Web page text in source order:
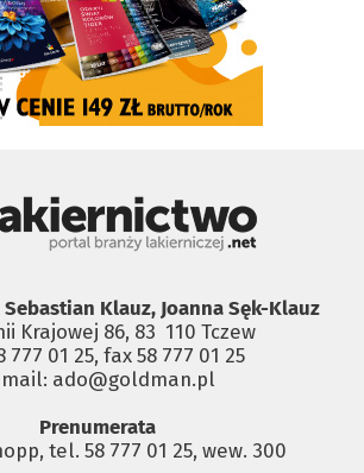
Sebastian Klauz, Joanna Sęk-Klauz
Krajowej 86, 83 ­ 110 Tczew
777 01 25, fax 58 777 01 25
ado@goldman.pl
Prenumerata
tel. 58 777 01 25, wew. 300